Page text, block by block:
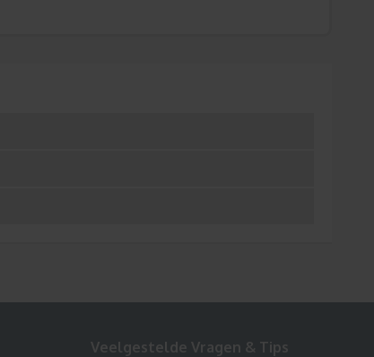
Veelgestelde Vragen & Tips